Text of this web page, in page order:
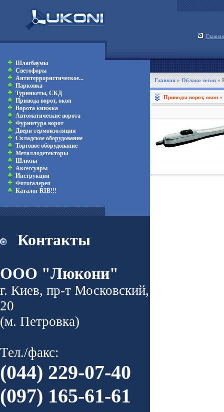
Главная
Шлагбаумы
Светофоры
Антитеррористическое...
Парковка
Турникеты, СКД
Привода ворот, окон
Ворота книжка
Автоматические ворота
Фурнитура ворот
Двери термоизоляция
Складское оборудование
Торговое оборудование
Металлодетекторы
Шлюзы
Аксессуары
Инструкции
Фотогалерея
Каталог RIB!!!
Контакты
ООО "Люкони"
г. Киев, пр-т Московский,
20
(м. Петровка)
Тел./факс:
(044) 229-07-40
(097) 165-61-61
Главная»Облако тегов»
Приводы ворот, окон »